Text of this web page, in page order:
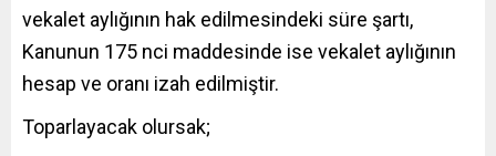
vekalet aylığının hak edilmesindeki süre şartı,
Kanunun 175 nci maddesinde ise vekalet aylığının
hesap ve oranı izah edilmiştir.
Toparlayacak olursak;